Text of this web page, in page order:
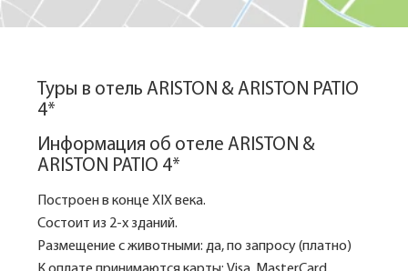
Туры в отель ARISTON & ARISTON PATIO
4*
Информация об отеле ARISTON &
ARISTON PATIO 4*
Построен в конце XIX века.
Состоит из 2-х зданий.
Размещение с животными: да, по запросу (платно)